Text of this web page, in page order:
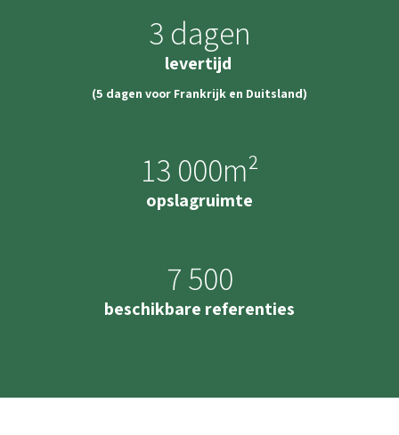
3 dagen
levertijd
(5 dagen voor Frankrijk en Duitsland)
13 000m²
opslagruimte
7 500
beschikbare referenties​